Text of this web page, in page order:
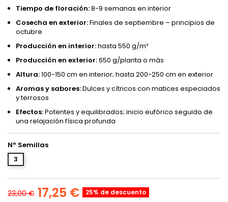
Tiempo de floración:8-9 semanas en interior
Cosecha en exterior:Finales de septiembre – principios de
octubre
Producción en interior:hasta 550 g/m²
Producción en exterior:650 g/planta o más
Altura:100-150 cm en interior; hasta 200-250 cm en exterior
Aromas y sabores:Dulces y cítricos con matices especiados
y terrosos
Efectos:Potentes y equilibrados; inicio eufórico seguido de
una relajación física profunda
Nº Semillas
3
23,00 € 17,25 € 25% de descuento